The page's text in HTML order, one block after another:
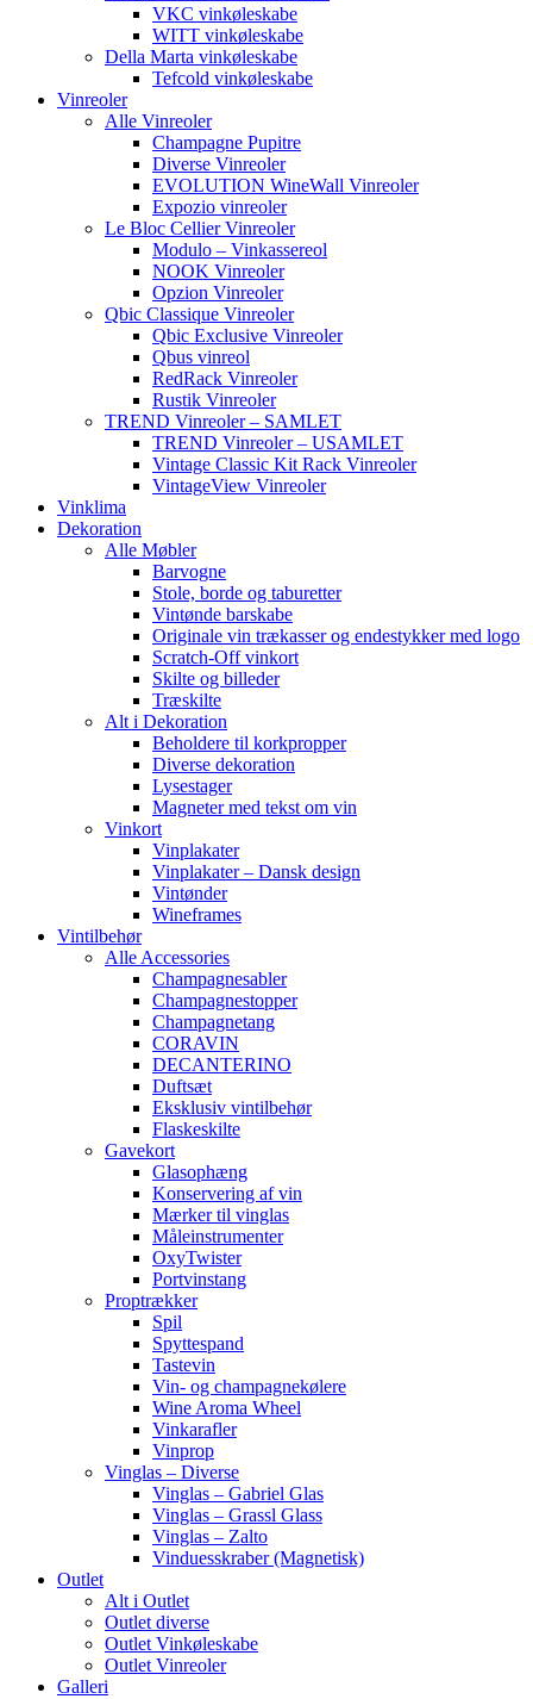
VKC vinkøleskabe
WITT vinkøleskabe
Della Marta vinkøleskabe
Tefcold vinkøleskabe
Vinreoler
Alle Vinreoler
Champagne Pupitre
Diverse Vinreoler
EVOLUTION WineWall Vinreoler
Expozio vinreoler
Le Bloc Cellier Vinreoler
Modulo – Vinkassereol
NOOK Vinreoler
Opzion Vinreoler
Qbic Classique Vinreoler
Qbic Exclusive Vinreoler
Qbus vinreol
RedRack Vinreoler
Rustik Vinreoler
TREND Vinreoler – SAMLET
TREND Vinreoler – USAMLET
Vintage Classic Kit Rack Vinreoler
VintageView Vinreoler
Vinklima
Dekoration
Alle Møbler
Barvogne
Stole, borde og taburetter
Vintønde barskabe
Originale vin trækasser og endestykker med logo
Scratch-Off vinkort
Skilte og billeder
Træskilte
Alt i Dekoration
Beholdere til korkpropper
Diverse dekoration
Lysestager
Magneter med tekst om vin
Vinkort
Vinplakater
Vinplakater – Dansk design
Vintønder
Wineframes
Vintilbehør
Alle Accessories
Champagnesabler
Champagnestopper
Champagnetang
CORAVIN
DECANTERINO
Duftsæt
Eksklusiv vintilbehør
Flaskeskilte
Gavekort
Glasophæng
Konservering af vin
Mærker til vinglas
Måleinstrumenter
OxyTwister
Portvinstang
Proptrækker
Spil
Spyttespand
Tastevin
Vin- og champagnekølere
Wine Aroma Wheel
Vinkarafler
Vinprop
Vinglas – Diverse
Vinglas – Gabriel Glas
Vinglas – Grassl Glass
Vinglas – Zalto
Vinduesskraber (Magnetisk)
Outlet
Alt i Outlet
Outlet diverse
Outlet Vinkøleskabe
Outlet Vinreoler
Galleri